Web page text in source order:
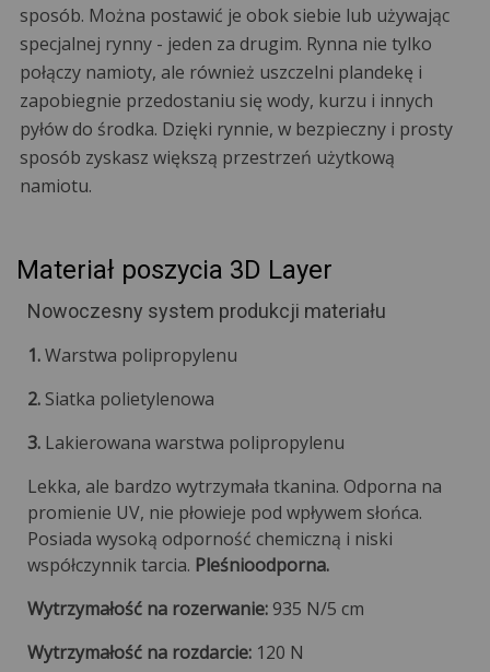
sposób. Można postawić je obok siebie lub używając
specjalnej rynny - jeden za drugim. Rynna nie tylko
połączy namioty, ale również uszczelni plandekę i
zapobiegnie przedostaniu się wody, kurzu i innych
pyłów do środka. Dzięki rynnie, w bezpieczny i prosty
sposób zyskasz większą przestrzeń użytkową
namiotu.
Materiał poszycia 3D Layer
Nowoczesny system produkcji materiału
1.Warstwa polipropylenu
2. Siatka polietylenowa
3. Lakierowana warstwa polipropylenu
Lekka, ale bardzo wytrzymała tkanina. Odporna na
promienie UV, nie płowieje pod wpływem słońca.
Posiada wysoką odporność chemiczną i niski
współczynnik tarcia. Pleśnioodporna.
Wytrzymałość na rozerwanie:935 N/5 cm
Wytrzymałość na rozdarcie: 120 N